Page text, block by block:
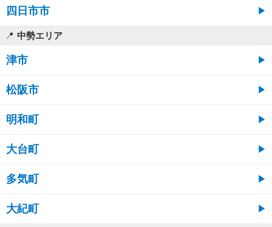
四日市市
中勢エリア
津市
松阪市
明和町
大台町
多気町
大紀町